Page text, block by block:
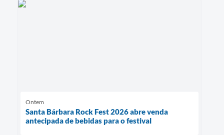
Ontem
Santa Bárbara Rock Fest 2026 abre venda
antecipada de bebidas para o festival